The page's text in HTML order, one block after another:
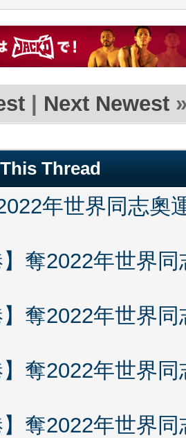
| Next Newest
Thread
年世界同志奧
奪2022年世界
奪2022年世界
奪2022年世界
奪2022年世界